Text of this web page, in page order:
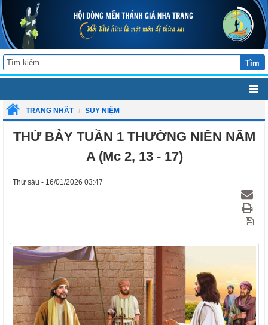
Tìm
TRANG NHẤT SUY NIỆM
THỨ BẢY TUẦN 1 THƯỜNG NIÊN NĂM
A (Mc 2, 13 - 17)
Thứ sáu - 16/01/2026 03:47